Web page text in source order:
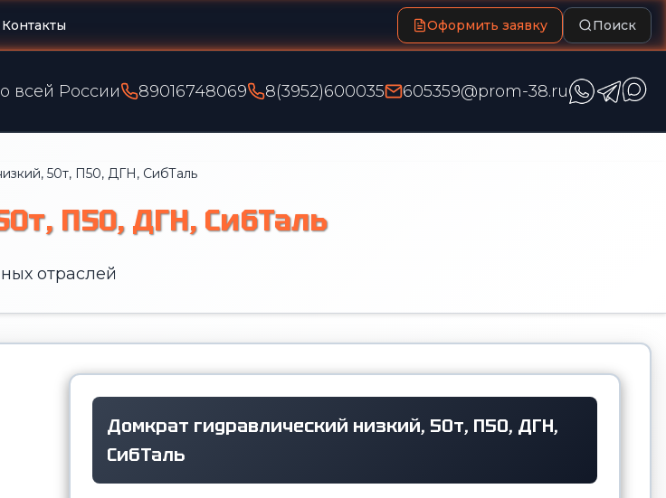
Контакты Оформить заявку Поиск
всей России 89016748069 8(3952)600035 605359@prom-38.ru
50т, П50, ДГН, СибТаль
П50, ДГН, СибТаль
отраслей
Домкрат гидравлический низкий, 50т, П50, ДГН,
СибТаль